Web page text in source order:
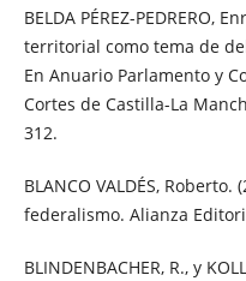
BELDA PÉREZ-PEDRERO,
territorial como tema de
En Anuario Parlamento y
Cortes de Castilla-La
312.
BLANCO VALDÉS,
federalismo. Alianza
BLINDENBACHER, R., y